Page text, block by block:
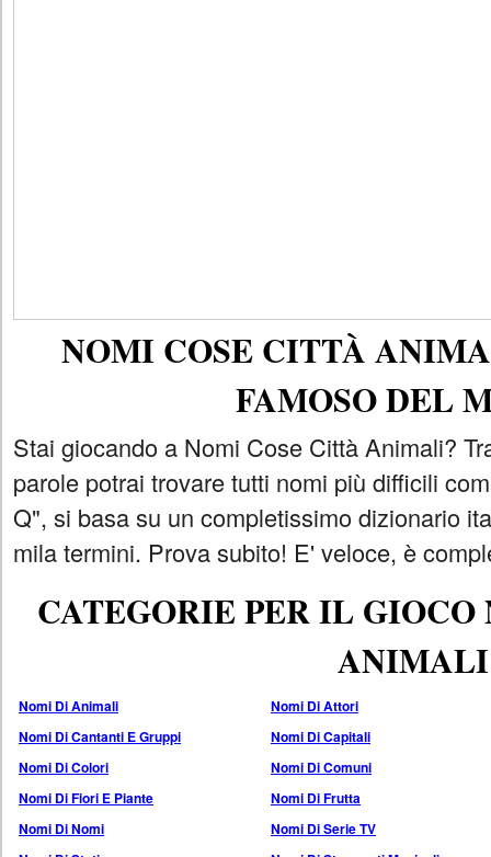
NOMI COSE CITTÀ
FAMOSO DEL
Stai giocando a Nomi Cose Città Animali?
parole potrai trovare tutti nomi più difficili
Q", si basa su un completissimo dizionario
mila termini. Prova subito! E' veloce, è
CATEGORIE PER IL
ANIMALI
Nomi Di Animali
Nomi Di Attori
Nomi Di Cantanti E Gruppi
Nomi Di Capitali
Nomi Di Colori
Nomi Di Comuni
Nomi Di Fiori E Piante
Nomi Di Frutta
Nomi Di Nomi
Nomi Di Serie TV